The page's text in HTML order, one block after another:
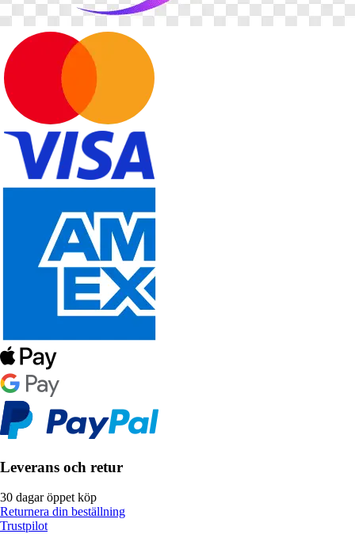
Leverans och retur
30 dagar öppet köp
Returnera din beställning
Trustpilot